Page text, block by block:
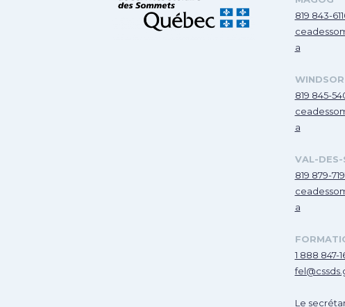
819 843-
a
WINDSOR
819 845-
a
VAL-DES-
819 879-
a
1 888 847-
Le